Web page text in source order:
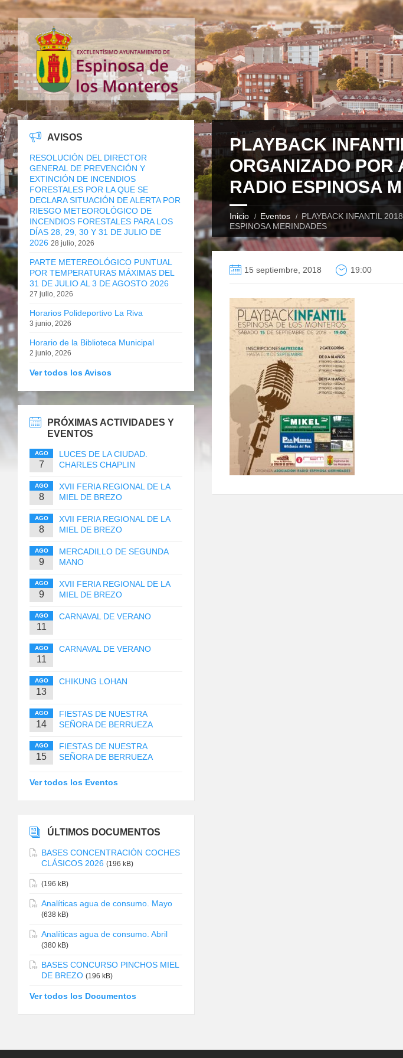
PLAYBACK
ORGANIZADO POR
RADIO ESPINOSA
Inicio Eventos
PLAYBACK INFANTIL
ESPINOSA MERINDADES
15 septiembre, 2018 19:00
AVISOS
RESOLUCIÓN DEL DIRECTOR
GENERAL DE PREVENCIÓN Y
EXTINCIÓN DE INCENDIOS
FORESTALES POR LA QUE SE
DECLARA SITUACIÓN DE ALERTA POR
RIESGO METEOROLÓGICO DE
INCENDIOS FORESTALES PARA LOS
DÍAS 28, 29, 30 Y 31 DE JULIO DE
2026 28 julio, 2026
PARTE METEREOLÓGICO PUNTUAL
POR TEMPERATURAS MÁXIMAS DEL
31 DE JULIO AL 3 DE AGOSTO 2026
27 julio, 2026
Horarios Polideportivo La Riva
3 junio, 2026
Horario de la Biblioteca Municipal
2 junio, 2026
Ver todos los Avisos
PRÓXIMAS ACTIVIDADES Y
EVENTOS
AGO
7
LUCES DE LA CIUDAD.
CHARLES CHAPLIN
AGO
8
XVII FERIA REGIONAL DE LA
MIEL DE BREZO
AGO
8
XVII FERIA REGIONAL DE LA
MIEL DE BREZO
AGO
9
MERCADILLO DE SEGUNDA
MANO
AGO
9
XVII FERIA REGIONAL DE LA
MIEL DE BREZO
AGO
11
CARNAVAL DE VERANO
AGO
11
CARNAVAL DE VERANO
AGO
13
CHIKUNG LOHAN
AGO
14
FIESTAS DE NUESTRA
SEÑORA DE BERRUEZA
AGO
15
FIESTAS DE NUESTRA
SEÑORA DE BERRUEZA
Ver todos los Eventos
ÚLTIMOS DOCUMENTOS
BASES CONCENTRACIÓN COCHES
CLÁSICOS 2026 (196 kB)
(196 kB)
Analíticas agua de consumo. Mayo
(638 kB)
Analíticas agua de consumo. Abril
(380 kB)
BASES CONCURSO PINCHOS MIEL
DE BREZO (196 kB)
Ver todos los Documentos